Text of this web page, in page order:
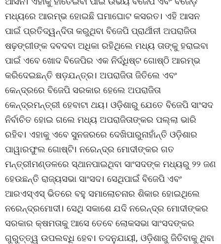
ମଧ୍ୟରେ ଆରମ୍ଭ ହୋଇଛି ଘମାଘୋଟ କସରତ। ଏହି ଆସନ
ପାଇଁ ପ୍ରତିଦ୍ୱନ୍ଦିତା କରୁଥିବା ବିଜେପି ପ୍ରାର୍ଥୀନୀ ଅପରାଜିତା
ଷଢ଼ଙ୍ଗୀଙ୍କ ଦବଦବା ଅଧିକା ରହିଥିଲେ ମଧ୍ୟ ତାଙ୍କୁ ହରାଇବା
ପାଇଁ ଏବେ ଖୋଦ ବିଜେପିର ଏକ ନିର୍ଦ୍ଧିଷ୍ଟ ଗୋଷ୍ଠି ଆରମ୍ଭ
କରିଦେଇଛନ୍ତି ଷଡ଼ଯନ୍ତ୍ର। ଅପରାଜିତା ଜିତିଲେ ଏବଂ
କେନ୍ଦ୍ରରେ ବିଜେପି ସରକାର ହେଲେ ଅପରାଜିତା
କେନ୍ଦ୍ରମନ୍ତ୍ରୀ ହେବାଟା ଥୟ। ଓଡ଼ିଶାରୁ ଯେତେ ବିଜେପି ସାଂସଦ
ନିର୍ବାଚିତ ହୋଇ ଗଲେ ମଧ୍ୟ ଅପରାଜିତାଙ୍କର ପଲ୍ଲା ଭାରି
ରହିବ। ଏହାକୁ ଏବେ ସୁନଜରରେ ଦେଖିପାରୁନାହାଁନ୍ତି ଓଡ଼ିଶାର
ପାୱାରଫୁଲ ଗୋଷ୍ଟି। ନରେନ୍ଦ୍ର ମୋଦୀଙ୍କର ଗତ
ମନ୍ତ୍ରୀମଣ୍ଡଳରେ ସ୍ଥାନପାଇଥିବା ସାଂସଦଙ୍କ ମଧ୍ୟରୁ ୨୨ ଜଣ
ହେଉଛନ୍ତି ରାଜ୍ୟସଭା ସାଂସଦ। ସେଥିପାଇଁ ବିଜେପି ଏବଂ
ଆରଏସ୍ଏସ୍ ଭିତରେ ବହୁ ସମାଲୋଚନାର ଶିକାର ହୋଇଥିଲେ
ନରେନ୍ଦ୍ରମୋଦୀ। ସେଥି ସକାଶେ ଯଦି ନରେନ୍ଦ୍ର ମୋଦୀଙ୍କର
ସରକାର କ୍ଷମତାକୁ ଆସେ ତେବେ ଲୋକସଭା ସାଂସଦଙ୍କର
ଗୁରୁତ୍ତ୍ୱ ଉପଲବ୍ଧି ହେବ। ତଦନୁଯାୟୀ, ଓଡ଼ିଶାରୁ ଜିତିବାକୁ ଥିବା